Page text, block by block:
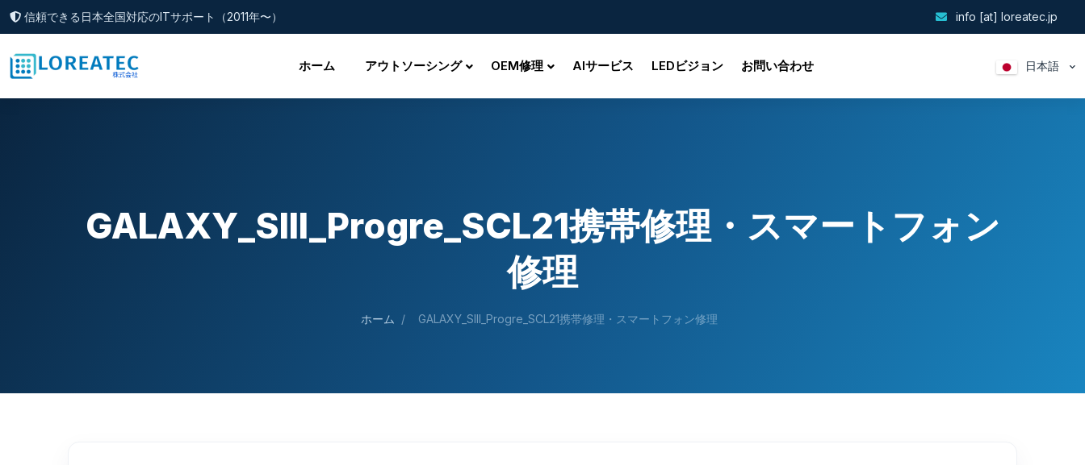
信頼できる日本全国対応のITサポート（2011年〜） info [at] loreatec.jp
ホーム アウトソーシング OEM修理 AIサービス LEDビジョン お問い合わせ 日本語
GALAXY_SIII_Progre_SCL21携帯修理・スマートフォン
修理
ホーム / GALAXY_SIII_Progre_SCL21携帯修理・スマートフォン修理